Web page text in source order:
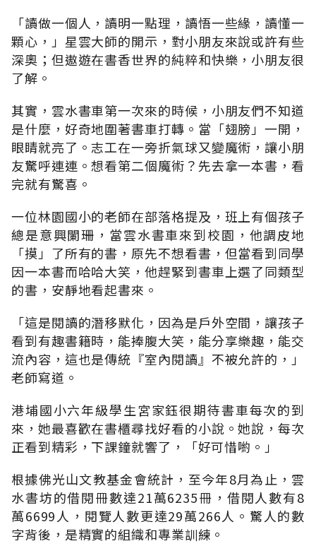
「讀做一個人，讀明一點理，讀悟一些緣，讀懂一
顆心，」星雲大師的開示，對小朋友來說或許有些
深奧；但遨遊在書香世界的純粹和快樂，小朋友很
了解。
其實，雲水書車第一次來的時候，小朋友們不知道
是什麼，好奇地圍著書車打轉。當「翅膀」一開，
眼睛就亮了。志工在一旁折氣球又變魔術，讓小朋
友驚呼連連。想看第二個魔術？先去拿一本書，看
完就有驚喜。
一位林園國小的老師在部落格提及，班上有個孩子
總是意興闌珊，當雲水書車來到校園，他調皮地
「摸」了所有的書，原先不想看書，但當看到同學
因一本書而哈哈大笑，他趕緊到書車上選了同類型
的書，安靜地看起書來。
「這是閱讀的潛移默化，因為是戶外空間，讓孩子
看到有趣書籍時，能捧腹大笑，能分享樂趣，能交
流內容，這也是傳統『室內閱讀』不被允許的，」
老師寫道。
港埔國小六年級學生宮家鈺很期待書車每次的到
來，她最喜歡在書櫃尋找好看的小說。她說，每次
正看到精彩，下課鐘就響了，「好可惜喲。」
根據佛光山文教基金會統計，至今年8月為止，雲
水書坊的借閱冊數達21萬6235冊，借閱人數有8
萬6699人，閱覽人數更達29萬266人。驚人的數
字背後，是精實的組織和專業訓練。